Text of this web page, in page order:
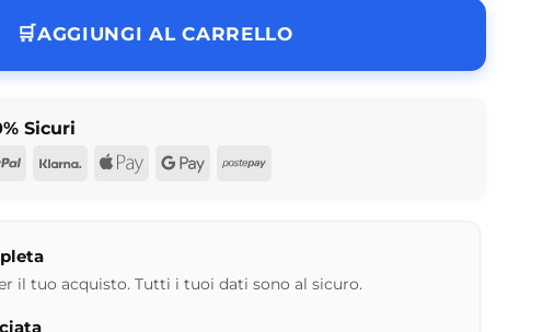
AGGIUNGI AL CARRELLO
Sicuri
PayPalKlarna Apple GooglePostepay
il tuo acquisto. Tutti i tuoi dati sono al sicuro.